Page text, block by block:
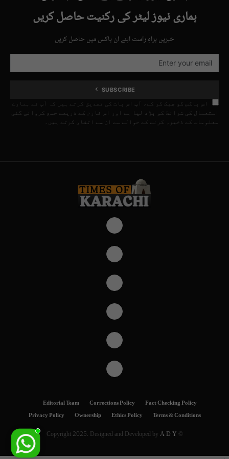
ہماری نیوز لیٹر کی رکنیت حاصل کریں
خبریں براہِ راست اپنے ان باکس میں حاصل کریں
SUBSCRIBE
اس باکس کو چیک کر کے، آپ اس بات کی تصدیق کرتے ہیں کہ آپ نے ہمارے
استعمال کی شرائط کو پڑھ لیا ہے اور اس فارم کے ذریعے جمع کروائی گئی
معلومات کے ذخیرہ کرنے کے حوالے سے ان سے اتفاق کرتے ہیں۔
Fact Checking Policy
Corrections Policy
Editorial Team
Terms & Conditions
Ethics Policy
Ownership
Privacy Policy
© Copyright 2025. Designed and Developed by
A D Y